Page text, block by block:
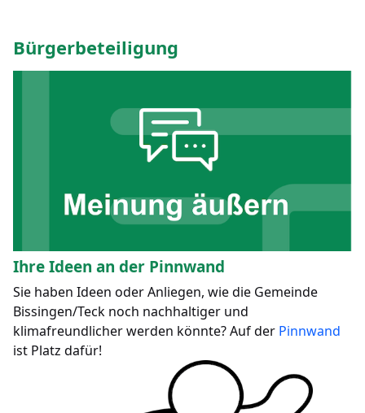
Bürgerbeteiligung
Ihre Ideen an der Pinnwand
Sie haben Ideen oder Anliegen, wie die Gemeinde
Bissingen/Teck noch nachhaltiger und
klimafreundlicher werden könnte? Auf der Pinnwand
ist Platz dafür!